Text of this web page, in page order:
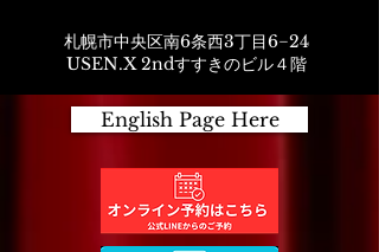
札幌市中央区南6条西3丁目6−24
USEN.X 2ndすすきのビル４階
English Page Here